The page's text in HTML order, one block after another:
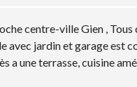
centre-ville Gien ,
avec jardin et garage est
a une terrasse, cuisine